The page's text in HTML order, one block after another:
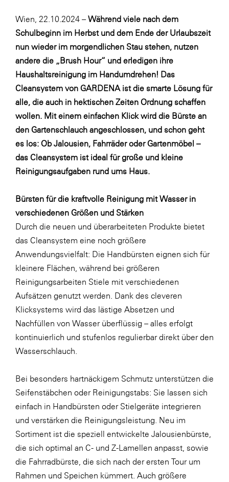
Fahrzeugtechnik
WKS Fachgruppe Finanzdienstleister
WK UBIT
Zühlke
Media
Wien, 22.10.2024 –Während viele nach dem
Schulbeginn im Herbst und dem Ende der Urlaubszeit
nun wieder im morgendlichen Stau stehen, nutzen
andere die „Brush Hour“ und erledigen ihre
Haushaltsreinigung im Handumdrehen! Das
Cleansystem von GARDENA ist die smarte Lösung für
alle, die auch in hektischen Zeiten Ordnung schaffen
wollen. Mit einem einfachen Klick wird die Bürste an
den Gartenschlauch angeschlossen, und schon geht
es los: Ob Jalousien, Fahrräder oder Gartenmöbel –
das Cleansystem ist ideal für große und kleine
Reinigungsaufgaben rund ums Haus.
Bürsten für die kraftvolle Reinigung mit Wasser in
verschiedenen Größen und Stärken
Durch die neuen und überarbeiteten Produkte bietet
das Cleansystem eine noch größere
Anwendungsvielfalt: Die Handbürsten eignen sich für
kleinere Flächen, während bei größeren
Reinigungsarbeiten Stiele mit verschiedenen
Aufsätzen genutzt werden. Dank des cleveren
Klicksystems wird das lästige Absetzen und
Nachfüllen von Wasser überflüssig – alles erfolgt
kontinuierlich und stufenlos regulierbar direkt über den
Wasserschlauch.
Bei besonders hartnäckigem Schmutz unterstützen die
Seifenstäbchen oder Reinigungstabs: Sie lassen sich
einfach in Handbürsten oder Stielgeräte integrieren
und verstärken die Reinigungsleistung. Neu im
Sortiment ist die speziell entwickelte Jalousienbürste,
die sich optimal an C- und Z-Lamellen anpasst, sowie
die Fahrradbürste, die sich nach der ersten Tour um
Rahmen und Speichen kümmert. Auch größere